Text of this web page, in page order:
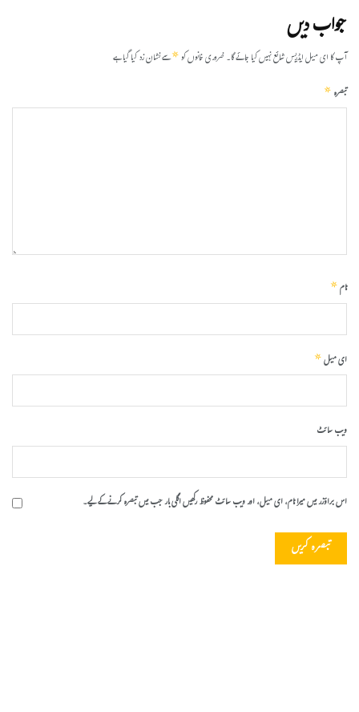
جواب دیں
آپ کا ای میل ایڈریس شائع نہیں کیا جائے گا۔ضروری خانوں کو*سے نشان زد کیا گیا ہے
تبصرہ*
نام*
ای میل*
ویب‌ سائٹ
اس براؤزر میں میرا نام، ای میل، اور ویب سائٹ محفوظ رکھیں اگلی بار جب میں تبصرہ کرنے کےلیے۔